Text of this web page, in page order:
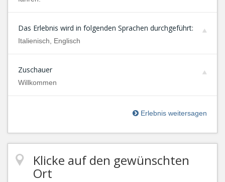
Das Erlebnis wird in folgenden Sprachen durchgeführt:
Italienisch, Englisch
Zuschauer
Willkommen
Erlebnis weitersagen
Klicke auf den gewünschten
Ort